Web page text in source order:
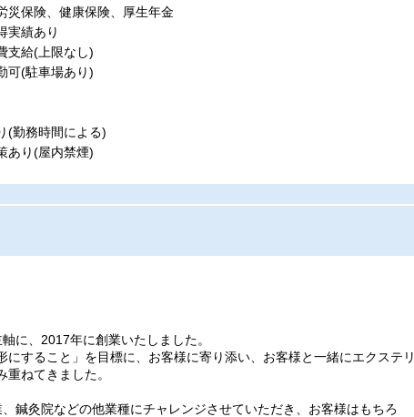
災保険、健康保険、厚生年金
実績あり
支給(上限なし)
可(駐車場あり)
(勤務時間による)
あり(屋内禁煙)
に、2017年に創業いたしました。
すること」を目標に、お客様に寄り添い、お客様と一緒にエクステリ
ねてきました。
鍼灸院などの他業種にチャレンジさせていただき、お客様はもちろ